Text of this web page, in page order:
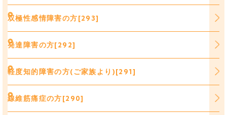
双極性感情障害の方[293]
発達障害の方[292]
軽度知的障害の方(ご家族より)[291]
線維筋痛症の方[290]